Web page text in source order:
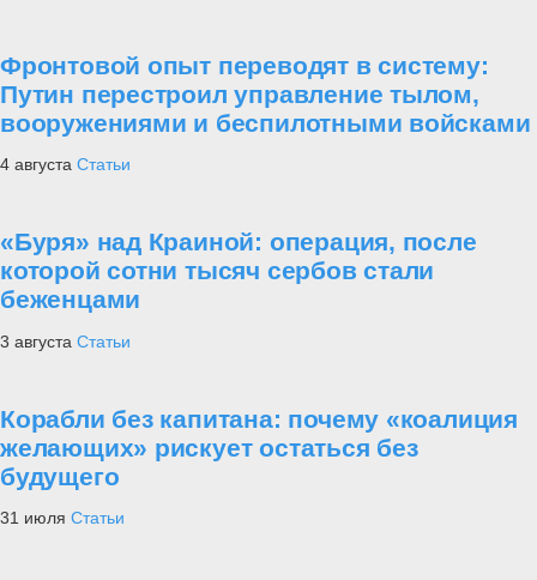
Фронтовой опыт переводят в систему:
Путин перестроил управление тылом,
вооружениями и беспилотными войсками
4 августа Статьи
«Буря» над Краиной: операция, после
которой сотни тысяч сербов стали
беженцами
3 августа Статьи
Корабли без капитана: почему «коалиция
желающих» рискует остаться без
будущего
31 июля Статьи